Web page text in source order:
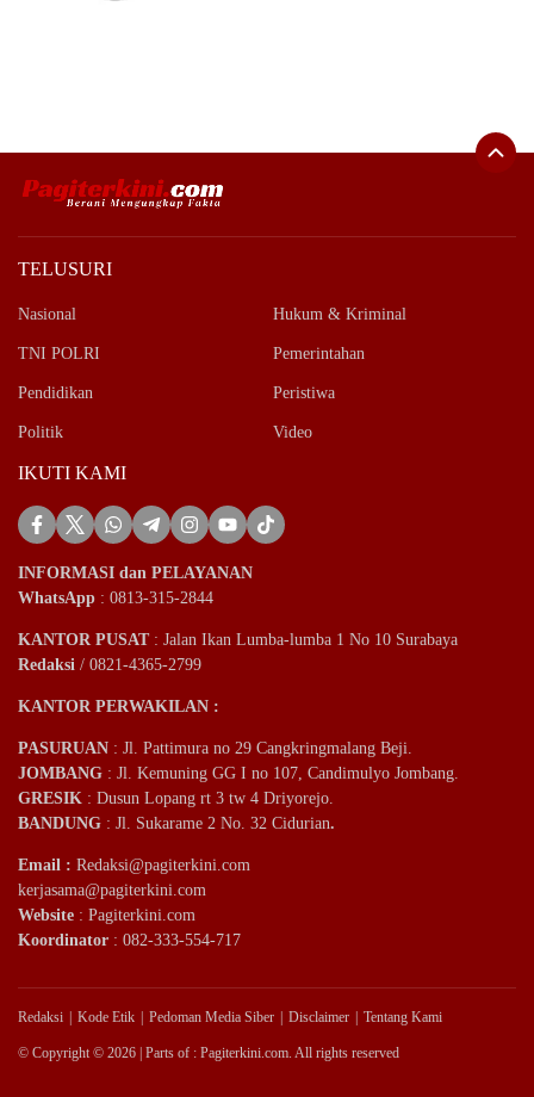
TELUSURI
Nasional Hukum & Kriminal
TNI POLRI Pemerintahan
Pendidikan Peristiwa
Politik Video
IKUTI KAMI
INFORMASI dan PELAYANAN
WhatsApp : 0813-315-2844
KANTOR PUSAT: Jalan Ikan Lumba-lumba 1 No 10 Surabaya
Redaksi / 0821-4365-2799
KANTOR PERWAKILAN :
PASURUAN : Jl. Pattimura no 29 Cangkringmalang Beji.
JOMBANG : Jl. Kemuning GG I no 107, Candimulyo Jombang.
GRESIK : Dusun Lopang rt 3 tw 4 Driyorejo.
BANDUNG : Jl. Sukarame 2 No. 32 Cidurian.
Email : Redaksi@pagiterkini.com
kerjasama@pagiterkini.com
Website : Pagiterkini.com
Koordinator : 082-333-554-717
Redaksi Kode Etik Pedoman Media Siber Disclaimer Tentang Kami
© Copyright © 2026 | Parts of : Pagiterkini.com. All rights reserved